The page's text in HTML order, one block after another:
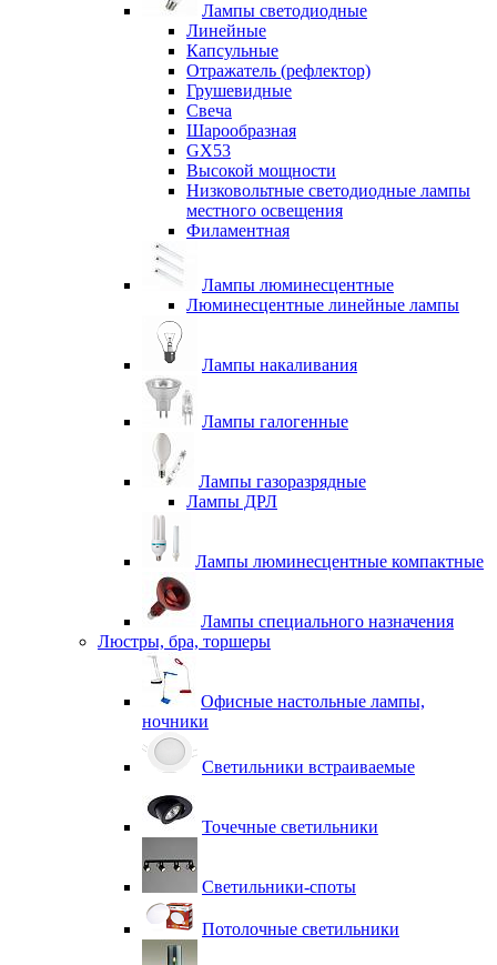
Лампы светодиодные
Линейные
Капсульные
Отражатель (рефлектор)
Грушевидные
Свеча
Шарообразная
GX53
Высокой мощности
Низковольтные светодиодные лампы
местного освещения
Филаментная
Лампы люминесцентные
Люминесцентные линейные лампы
Лампы накаливания
Лампы галогенные
Лампы газоразрядные
Лампы ДРЛ
Лампы люминесцентные компактные
Лампы специального назначения
Люстры, бра, торшеры
Офисные настольные лампы,
ночники
Светильники встраиваемые
Точечные светильники
Светильники-споты
Потолочные светильники